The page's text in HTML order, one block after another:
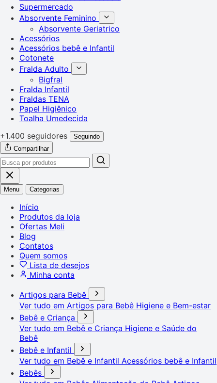
Supermercado
Absorvente Feminino
Absorvente Geriatrico
Acessórios
Acessórios bebê e Infantil
Cotonete
Fralda Adulto
Bigfral
Fralda Infantil
Fraldas TENA
Papel Higiênico
Toalha Umedecida
+1.400 seguidores
Seguindo
Compartilhar
Menu Categorias
Início
Produtos da loja
Ofertas Meli
Blog
Contatos
Quem somos
Lista de desejos
Minha conta
Artigos para Bebê
Ver tudo em Artigos para Bebê Higiene e Bem-estar
Bebê e Criança
Ver tudo em Bebê e Criança Higiene e Saúde do
Bebê
Bebê e Infantil
Ver tudo em Bebê e Infantil Acessórios bebê e Infantil
Bebês